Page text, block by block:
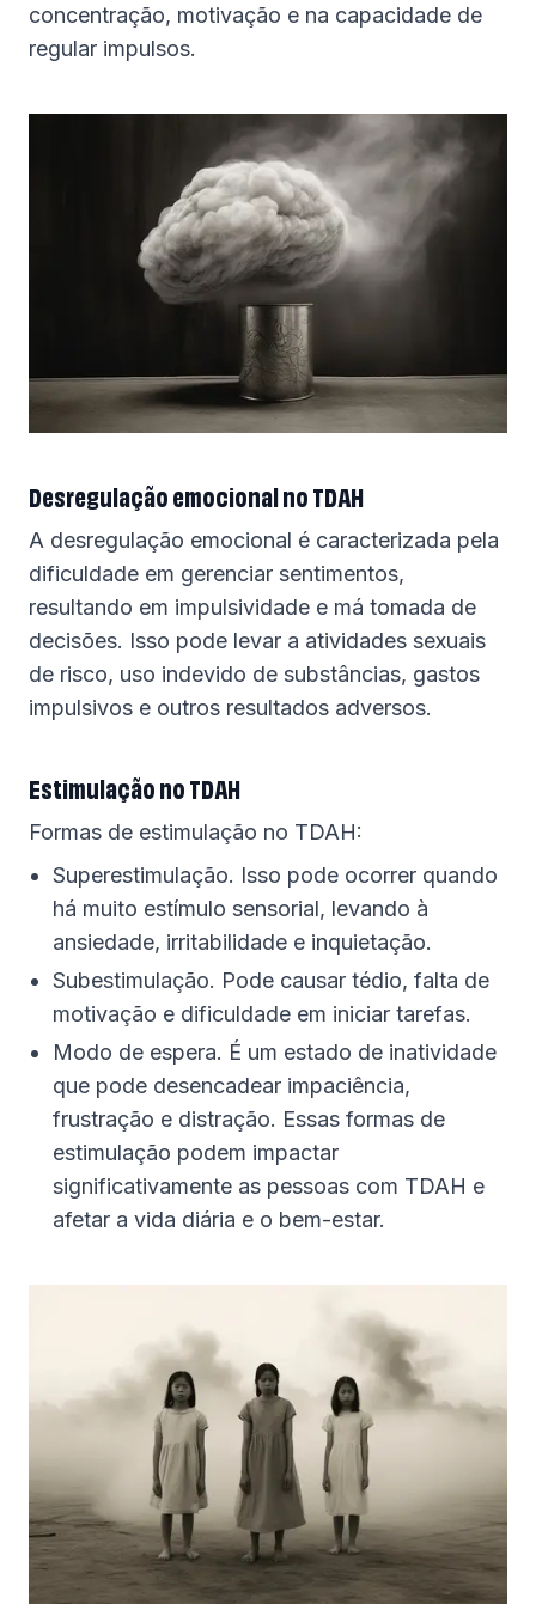
concentração, motivação e na capacidade de
regular impulsos.
Desregulação emocional no TDAH
A desregulação emocional é caracterizada pela
dificuldade em gerenciar sentimentos,
resultando em impulsividade e má tomada de
decisões. Isso pode levar a atividades sexuais
de risco, uso indevido de substâncias, gastos
impulsivos e outros resultados adversos.
Estimulação no TDAH
Formas de estimulação no TDAH:
Superestimulação. Isso pode ocorrer quando
há muito estímulo sensorial, levando à
ansiedade, irritabilidade e inquietação.
Subestimulação. Pode causar tédio, falta de
motivação e dificuldade em iniciar tarefas.
Modo de espera. É um estado de inatividade
que pode desencadear impaciência,
frustração e distração. Essas formas de
estimulação podem impactar
significativamente as pessoas com TDAH e
afetar a vida diária e o bem-estar.